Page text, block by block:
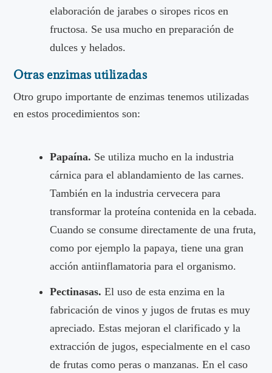
elaboración de jarabes o siropes ricos en
fructosa. Se usa mucho en preparación de
dulces y helados.
Otras enzimas utilizadas
Otro grupo importante de enzimas tenemos utilizadas
en estos procedimientos son:
Papaína. Se utiliza mucho en la industria
cárnica para el ablandamiento de las carnes.
También en la industria cervecera para
transformar la proteína contenida en la cebada.
Cuando se consume directamente de una fruta,
como por ejemplo la papaya, tiene una gran
acción antiinflamatoria para el organismo.
Pectinasas. El uso de esta enzima en la
fabricación de vinos y jugos de frutas es muy
apreciado. Estas mejoran el clarificado y la
extracción de jugos, especialmente en el caso
de frutas como peras o manzanas. En el caso